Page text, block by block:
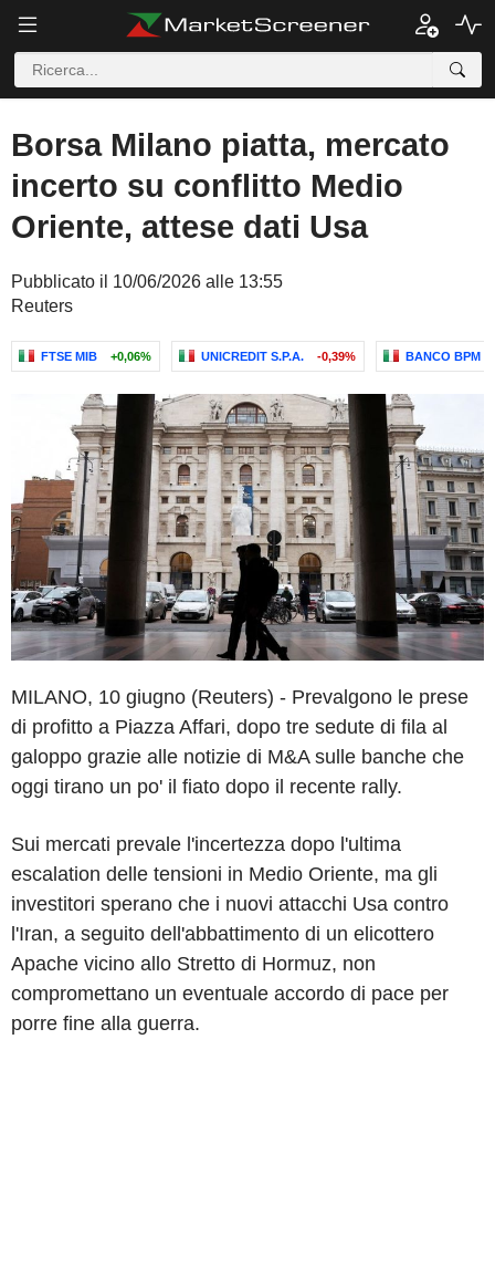
Borsa Milano piatta, mercato
incerto su conflitto Medio
Oriente, attese dati Usa
Pubblicato il 10/06/2026 alle 13:55
Reuters
FTSE MIB +0,06% UNICREDIT S.P.A. -0,39% BANCO BPM
MILANO, 10 giugno (Reuters) - Prevalgono le prese
di profitto a Piazza Affari, dopo tre sedute di fila al
galoppo grazie alle notizie di M&A sulle banche che
oggi tirano un po' il fiato dopo il recente rally.
Sui mercati prevale l'incertezza dopo l'ultima
escalation delle tensioni in Medio Oriente, ma gli
investitori sperano che i nuovi attacchi Usa contro
l'Iran, a seguito dell'abbattimento di un elicottero
Apache vicino allo Stretto di Hormuz, non
compromettano un eventuale accordo di pace per
porre fine alla guerra.